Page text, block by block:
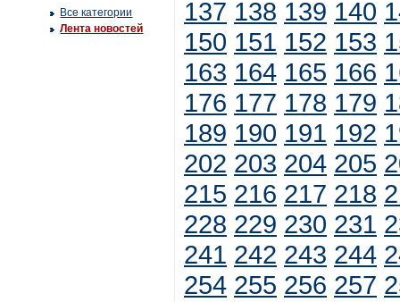
Все категории
Лента новостей
137 138 139 140
150 151 152 153
163 164 165 166
176 177 178 179
189 190 191 192
202 203 204 205
215 216 217 218
228 229 230 231
241 242 243 244
254 255 256 257